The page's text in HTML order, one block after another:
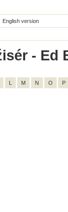
English version
- Ed
L M N O P